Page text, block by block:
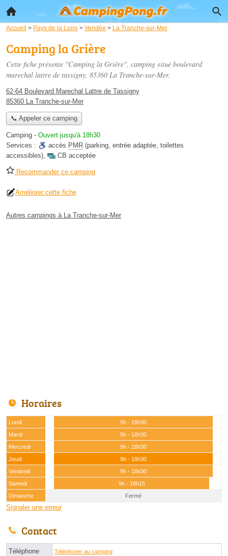
Accueil > Pays de la Loire > Vendée > La Tranche-sur-Mer
Camping la Grière
Cette fiche présente "Camping la Grière", camping situé boulevard
marechal lattre de tassigny, 85360 La Tranche-sur-Mer.
62-64 Boulevard Marechal Lattre de Tassigny
85360 La Tranche-sur-Mer
📞 Appeler ce camping
Camping - Ouvert jusqu'à 18h30
Services :
accès PMR (parking, entrée adaptée, toilettes
accessibles), CB acceptée
Recommander ce camping
Améliorer cette fiche
Autres campings à La Tranche-sur-Mer
Horaires
Lundi
9h - 18h30
Mardi
9h - 18h30
Mercredi
9h - 18h30
Jeudi
9h - 18h30
Vendredi
9h - 18h30
Samedi
9h - 18h15
Dimanche
Fermé
Signaler une erreur
Contact
Téléphone Téléphoner au camping